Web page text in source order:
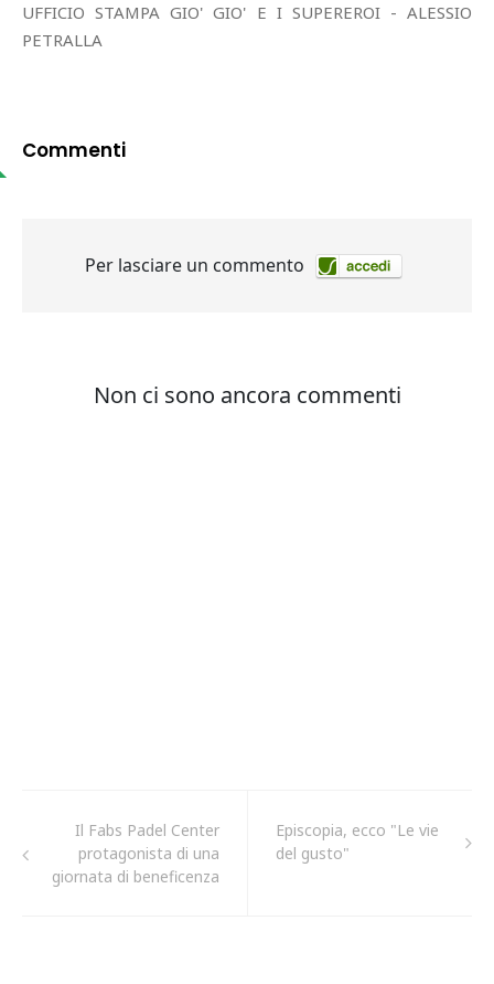
UFFICIO STAMPA GIO' GIO' E I SUPEREROI - ALESSIO
PETRALLA
Commenti
Il Fabs Padel Center
protagonista di una
giornata di beneficenza
Episcopia, ecco "Le vie
del gusto"